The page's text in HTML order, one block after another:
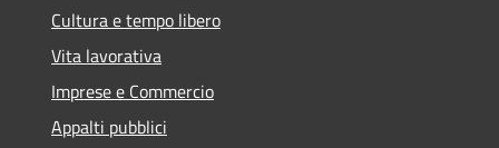
Cultura e tempo libero
Vita lavorativa
Imprese e Commercio
Appalti pubblici